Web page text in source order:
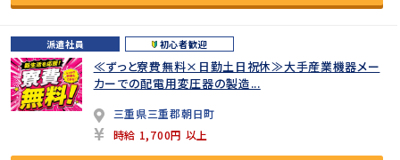
派遣社員 初心者歓迎
≪ずっと寮費無料×日勤土日祝休≫大手産業機器メー
カーでの配電用変圧器の製造...
三重県三重郡朝日町
時給 1,700円 以上